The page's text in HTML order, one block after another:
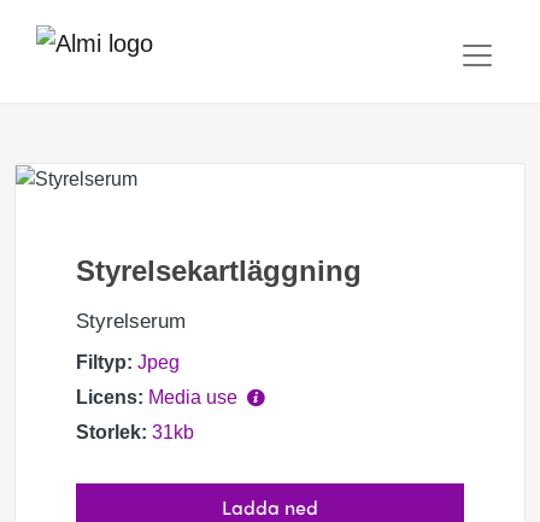
Styrelsekartläggning
Styrelserum
Filtyp: Jpeg
Licens: Media use
Storlek: 31kb
Ladda ned